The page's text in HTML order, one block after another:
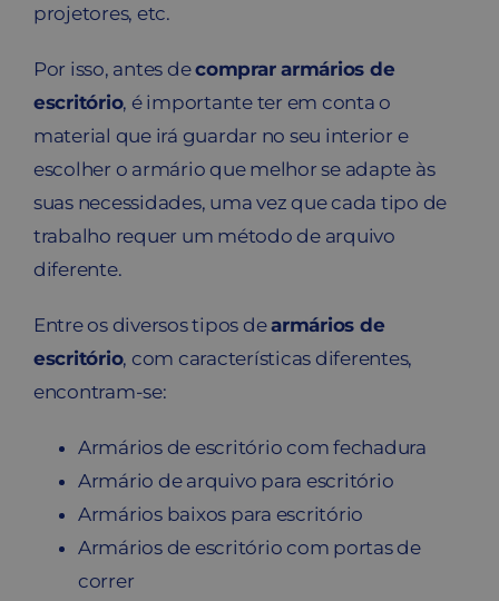
projetores, etc.
Por isso, antes decomprar armários de
escritório, é importante ter em conta o
material que irá guardar no seu interior e
escolher o armário que melhor se adapte às
suas necessidades, uma vez que cada tipo de
trabalho requer um método de arquivo
diferente.
Entre os diversos tipos dearmários de
escritório, com características diferentes,
encontram-se:
Armários de escritório com fechadura
Armário de arquivo para escritório
Armários baixos para escritório
Armários de escritório com portas de
correr